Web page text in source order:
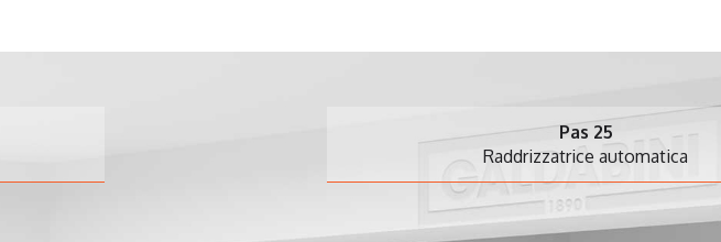
Pas 25
Raddrizzatrice automatica